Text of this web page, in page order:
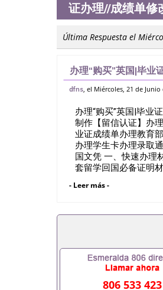
证办理//成绩单修
Última Respuesta el
办理“购买”英国|毕
绩单修改//文凭制作【
dfns, el Miércoles, 21 de Junio
办理“购买”英国|毕业
制作【留信认证】办
业证成绩单办理教育
办理学生卡办理录取
国文凭 一、快速办理
套留学回国必备证明
理，毕业证成绩单，
职事业单位/国企假的
在国内能用吗, 挂科
历认证吗,您是否因
551190476您是否因
么办551190476找工
551190476网上买文
551190476国外大学
- Leer más -
806 533 423